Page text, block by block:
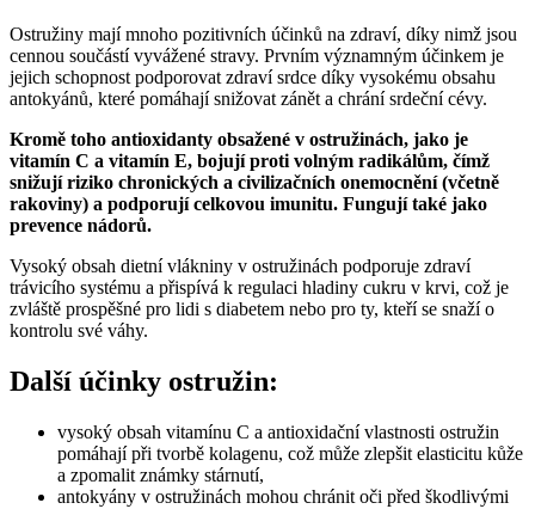
Ostružiny mají mnoho pozitivních účinků na zdraví, díky nimž jsou
cennou součástí vyvážené stravy. Prvním významným účinkem je
jejich schopnost podporovat zdraví srdce díky vysokému obsahu
antokyánů, které pomáhají snižovat zánět a chrání srdeční cévy.
Kromě toho antioxidanty obsažené v ostružinách, jako je
vitamín C a vitamín E, bojují proti volným radikálům, čímž
snižují riziko chronických a civilizačních onemocnění (včetně
rakoviny) a podporují celkovou imunitu. Fungují také jako
prevence nádorů.
Vysoký obsah dietní vlákniny v ostružinách podporuje zdraví
trávicího systému a přispívá k regulaci hladiny cukru v krvi, což je
zvláště prospěšné pro lidi s diabetem nebo pro ty, kteří se snaží o
kontrolu své váhy.
Další účinky ostružin:
vysoký obsah vitamínu C a antioxidační vlastnosti ostružin
pomáhají při tvorbě kolagenu, což může zlepšit elasticitu kůže
a zpomalit známky stárnutí,
antokyány v ostružinách mohou chránit oči před škodlivými